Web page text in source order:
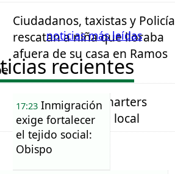
Ciudadanos, taxistas y Policía
rescatan a niña que lloraba
afuera de su casa en Ramos
Cierre de Magnicharters
golpeó al turismo local
noticias más leídas
recientes
17:23 Inmigración
exige fortalecer
el tejido social:
Obispo